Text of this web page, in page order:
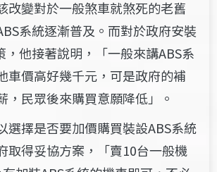
改變對於一般煞車就煞死的老舊
系統逐漸普及。而對於政府安裝
，他接著說明，「一般來講ABS系
車價高好幾千元，可是政府的補
，民眾後來購買意願降低」。
選擇是否要加價購買裝設ABS系統
取得妥協方案，「賣10台一般機